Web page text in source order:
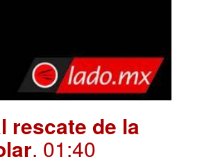
rescate de la
. 01:40